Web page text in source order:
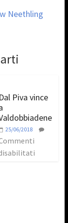
Neethling
Dal Piva vince
25/06/2018